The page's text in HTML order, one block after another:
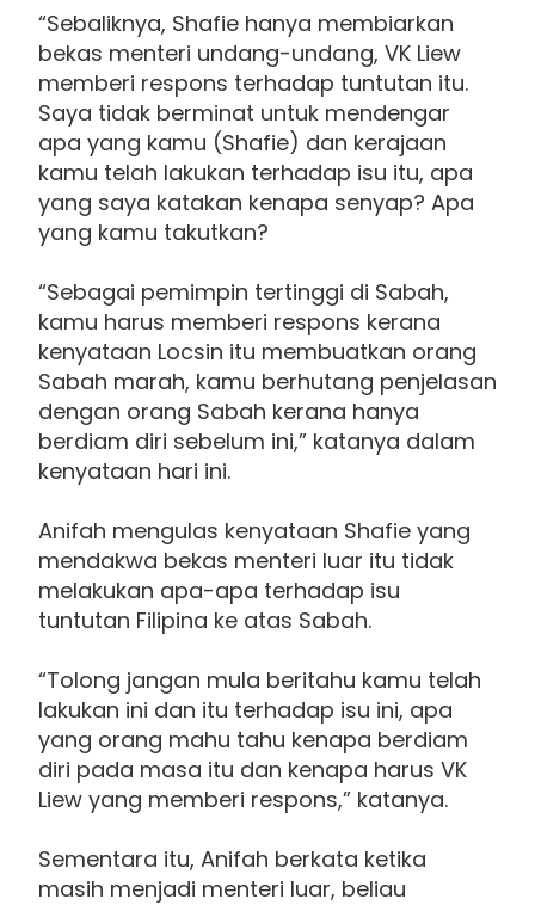
“Sebaliknya, Shafie hanya membiarkan
bekas menteri undang-undang, VK Liew
memberi respons terhadap tuntutan itu.
Saya tidak berminat untuk mendengar
apa yang kamu (Shafie) dan kerajaan
kamu telah lakukan terhadap isu itu, apa
yang saya katakan kenapa senyap? Apa
yang kamu takutkan?
“Sebagai pemimpin tertinggi di Sabah,
kamu harus memberi respons kerana
kenyataan Locsin itu membuatkan orang
Sabah marah, kamu berhutang penjelasan
dengan orang Sabah kerana hanya
berdiam diri sebelum ini,” katanya dalam
kenyataan hari ini.
Anifah mengulas kenyataan Shafie yang
mendakwa bekas menteri luar itu tidak
melakukan apa-apa terhadap isu
tuntutan Filipina ke atas Sabah.
“Tolong jangan mula beritahu kamu telah
lakukan ini dan itu terhadap isu ini, apa
yang orang mahu tahu kenapa berdiam
diri pada masa itu dan kenapa harus VK
Liew yang memberi respons,” katanya.
Sementara itu, Anifah berkata ketika
masih menjadi menteri luar, beliau